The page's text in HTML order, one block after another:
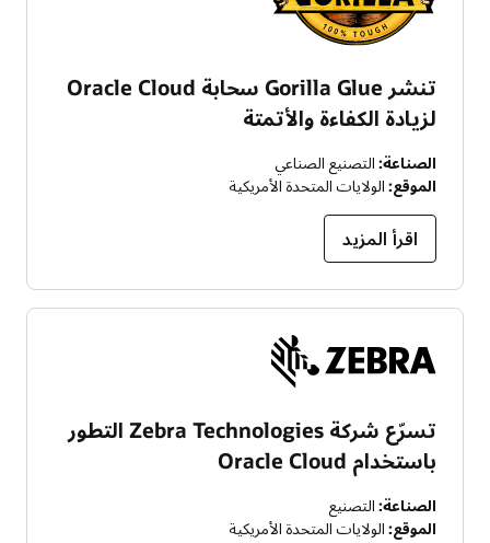
تنشر Gorilla Glue سحابة Oracle Cloud
لزيادة الكفاءة والأتمتة
الصناعة: التصنيع الصناعي
الموقع: الولايات المتحدة الأمريكية
اقرأ المزيد
تسرّع شركة Zebra Technologies التطور
باستخدام Oracle Cloud
الصناعة: التصنيع
الموقع: الولايات المتحدة الأمريكية